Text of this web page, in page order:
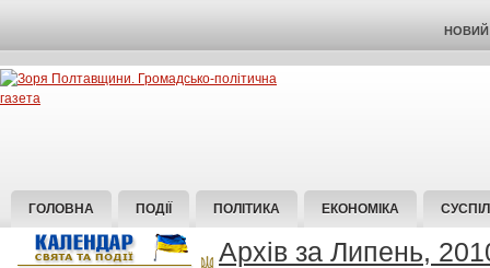
НОВИЙ
ГОЛОВНА ПОДІЇ ПОЛІТИКА ЕКОНОМІКА
Архів за Липень,